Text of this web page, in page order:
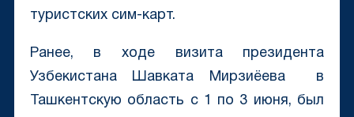
туристских сим-карт.
Ранее, в ходе визита президента
Узбекистана Шавката Мирзиёева в
Ташкентскую область с 1 по 3 июня, был